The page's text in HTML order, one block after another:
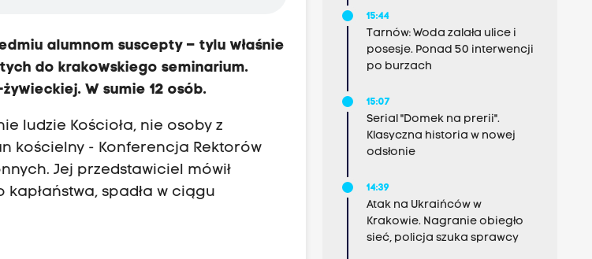
alumnom suscepty – tylu właśnie
do krakowskiego seminarium.
W sumie 12 osób.
ludzie Kościoła, nie osoby z
kościelny - Konferencja Rektorów
Jej przedstawiciel mówił
spadła w ciągu
15:44
Tarnów: Woda zalała ulice i
posesje. Ponad 50 interwencji
po burzach
15:07
Serial "Domek na prerii".
Klasyczna historia w nowej
odsłonie
14:39
Atak na Ukraińców w
Krakowie. Nagranie obiegło
sieć, policja szuka sprawcy